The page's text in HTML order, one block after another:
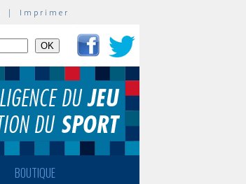
| Imprimer
BOUTIQUE